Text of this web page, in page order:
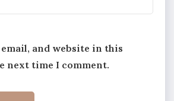
email, and website in this
next time I comment.